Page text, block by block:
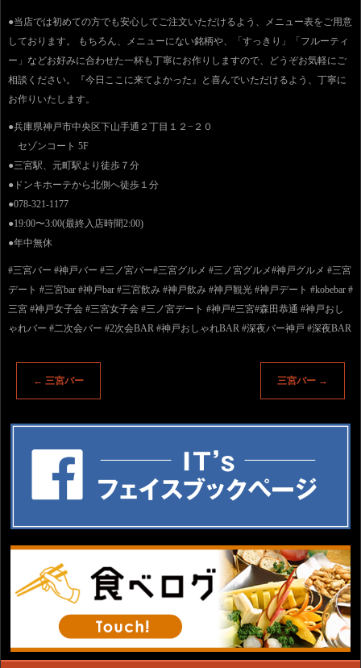
●当店では初めての方でも安心してご注文いただけるよう、メニュー表をご用意
しております。 もちろん、メニューにない銘柄や、「すっきり」「フルーティ
ー」などお好みに合わせた一杯も丁寧にお作りしますので、どうぞお気軽にご
相談ください。『今日ここに来てよかった』と喜んでいただけるよう、丁寧に
お作りいたします。
●兵庫県神戸市中央区下山手通２丁目１２−２０
セゾンコート 5F
●三宮駅、元町駅より徒歩７分
●ドンキホーテから北側へ徒歩１分
●078-321-1177
●19:00〜3:00(最終入店時間2:00)
●年中無休
#三宮バー #神戸バー #三ノ宮バー#三宮グルメ #三ノ宮グルメ#神戸グルメ #三宮
デート #三宮bar #神戸bar #三宮飲み #神戸飲み #神戸観光 #神戸デート #kobebar #
三宮 #神戸女子会 #三宮女子会 #三ノ宮デート #神戸#三宮#森田恭通 #神戸おし
ゃれバー #二次会バー #2次会BAR #神戸おしゃれBAR #深夜バー神戸 #深夜BAR
← 三宮バー 三宮バー →